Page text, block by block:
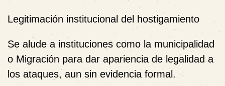
Legitimación institucional del hostigamiento
Se alude a instituciones como la municipalidad
o Migración para dar apariencia de legalidad a
los ataques, aun sin evidencia formal.